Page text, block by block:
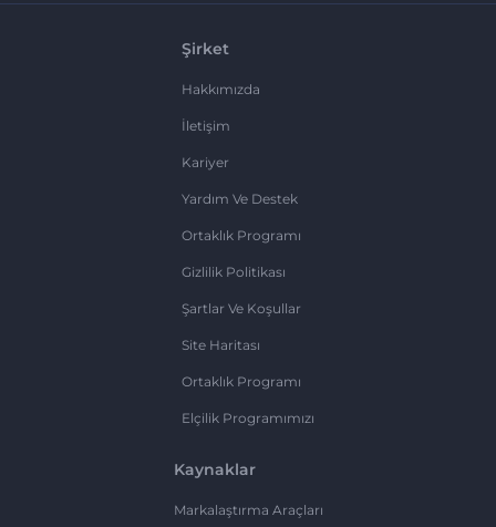
Şirket
Hakkımızda
İletişim
Kariyer
Yardım Ve Destek
Ortaklık Programı
Gizlilik Politikası
Şartlar Ve Koşullar
Site Haritası
Ortaklık Programı
Elçilik Programımızı
Kaynaklar
Markalaştırma Araçları